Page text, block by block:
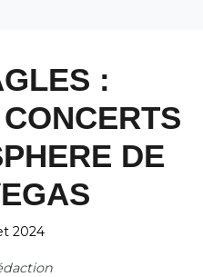
:
DE
2024